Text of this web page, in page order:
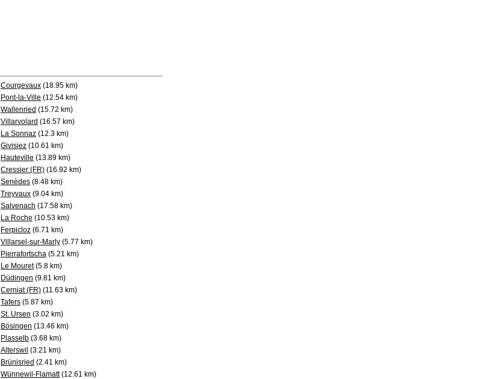
Courgevaux (18.95 km)
Pont-la-Ville (12.54 km)
Wallenried (15.72 km)
Villarvolard (16.57 km)
La Sonnaz (12.3 km)
Givisiez (10.61 km)
Hauteville (13.89 km)
Cressier (FR) (16.92 km)
Senèdes (8.48 km)
Treyvaux (9.04 km)
Salvenach (17.58 km)
La Roche (10.53 km)
Ferpicloz (6.71 km)
Villarsel-sur-Marly (5.77 km)
Pierrafortscha (5.21 km)
Le Mouret(5.8 km)
Düdingen (9.81 km)
Cerniat (FR) (11.63 km)
Tafers (5.87 km)
St. Ursen (3.02 km)
Bösingen (13.46 km)
Plasselb (3.68 km)
Alterswil (3.21 km)
Brünisried (2.41 km)
Wünnewil-Flamatt(12.61 km)